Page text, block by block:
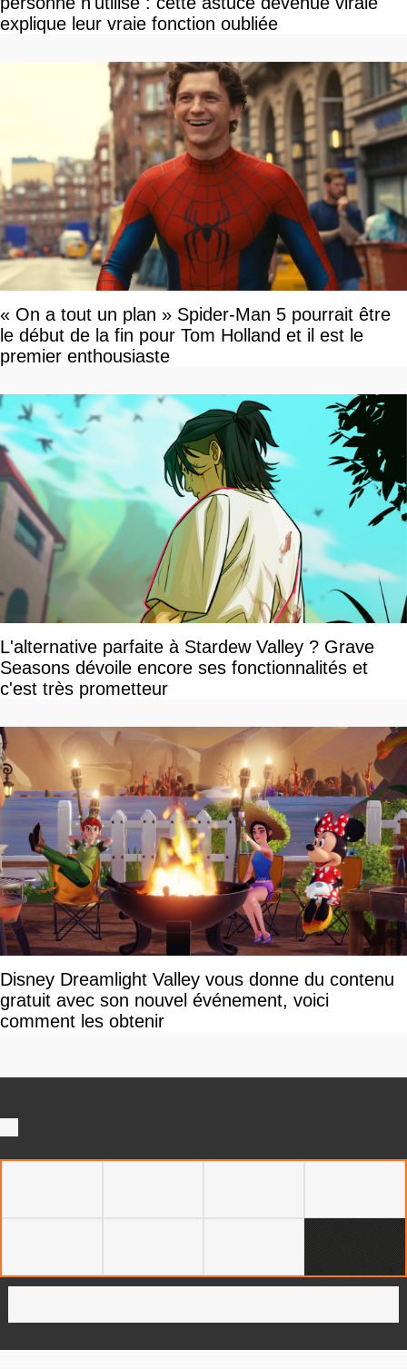
explique leur vraie fonction oubliée
« On a tout un plan » Spider-Man 5 pourrait être
le début de la fin pour Tom Holland et il est le
premier enthousiaste
L'alternative parfaite à Stardew Valley ? Grave
Seasons dévoile encore ses fonctionnalités et
c'est très prometteur
Disney Dreamlight Valley vous donne du contenu
gratuit avec son nouvel événement, voici
comment les obtenir